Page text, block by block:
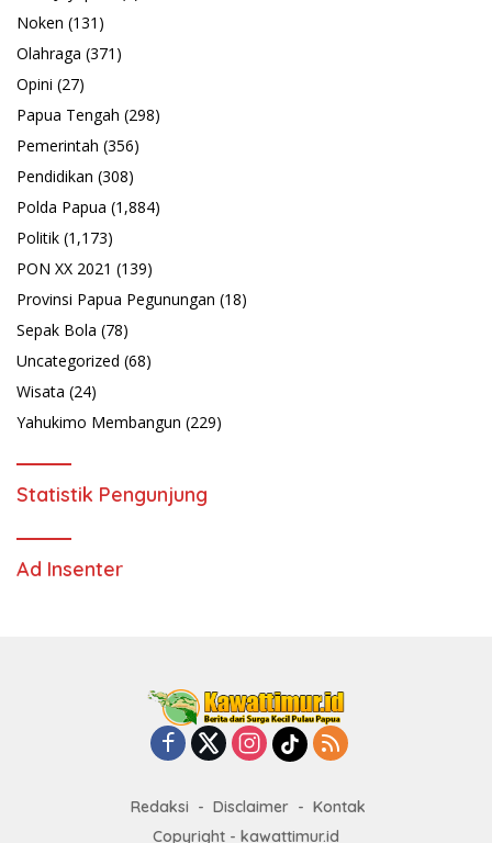
Noken (131)
Olahraga (371)
Opini (27)
Papua Tengah (298)
Pemerintah (356)
Pendidikan (308)
Polda Papua (1,884)
Politik (1,173)
PON XX 2021 (139)
Provinsi Papua Pegunungan (18)
Sepak Bola (78)
Uncategorized (68)
Wisata (24)
Yahukimo Membangun (229)
Statistik Pengunjung
Ad Insenter
Redaksi Disclaimer
Kontak
Copyright - kawattimur.id